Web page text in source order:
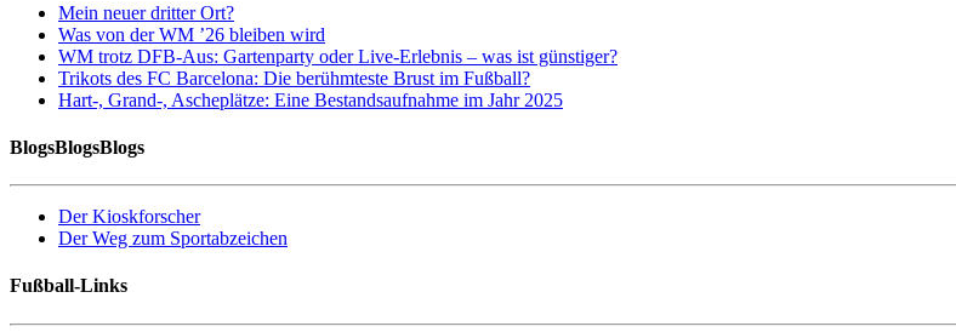
Mein neuer dritter Ort?
Was von der WM ’26 bleiben wird
WM trotz DFB-Aus: Gartenparty oder Live-Erlebnis – was ist günstiger?
Trikots des FC Barcelona: Die berühmteste Brust im Fußball?
Hart-, Grand-, Ascheplätze: Eine Bestandsaufnahme im Jahr 2025
BlogsBlogsBlogs
Der Kioskforscher
Der Weg zum Sportabzeichen
Fußball-Links